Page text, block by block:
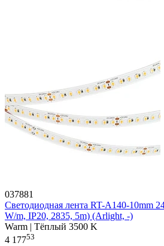
037881
Светодиодная лента RT-A140-10mm
W/m, IP20, 2835, 5m) (Arlight, -)
Warm | Тёплый 3500 K
4 17753